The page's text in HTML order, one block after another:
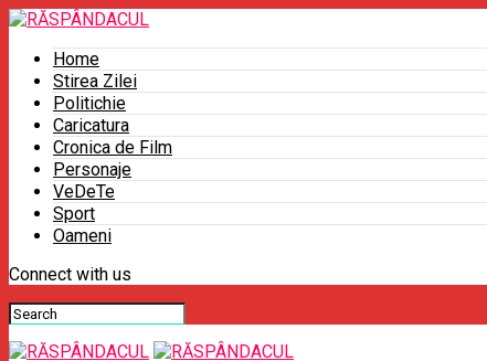
Home
Stirea Zilei
Politichie
Caricatura
Cronica de Film
Personaje
VeDeTe
Sport
Oameni
Connect with us